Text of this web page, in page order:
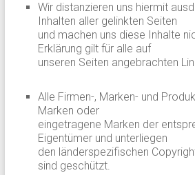
Wir distanzieren uns hiermit
Inhalten aller gelinkten Seiten
und machen uns diese Inhalte
Erklärung gilt für alle auf
unseren Seiten angebrachten
Alle Firmen-, Marken- und
Marken oder
eingetragene Marken der
Eigentümer und unterliegen
den länderspezifischen
sind geschützt.